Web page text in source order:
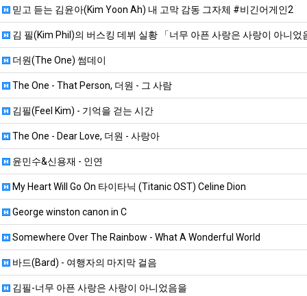
믿고 듣는 김윤아(Kim Yoon Ah) 내 고막 감동 그자체 #비긴어게인2
김 필(Kim Phil)의 버스킹 데뷔 실황 「너무 아픈 사랑은 사랑이 아니었
더원(The One) 썸데이
The One - That Person, 더원 - 그 사람
김필(Feel Kim) - 기억을 걷는 시간
The One - Dear Love, 더원 - 사랑아
윤민수&신용재 - 인연
My Heart Will Go On 타이타닉 (Titanic OST) Celine Dion
George winston canon in C
Somewhere Over The Rainbow - What A Wonderful World
바드(Bard) - 여행자의 마지막 걸음
김필-너무 아픈 사랑은 사랑이 아니었음을